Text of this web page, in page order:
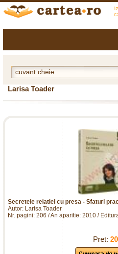
Larisa Toader
Secretele relatiei cu presa - Sfaturi
Autor: Larisa Toader
Nr. pagini: 206 / An aparitie: 2010 /
Pret: